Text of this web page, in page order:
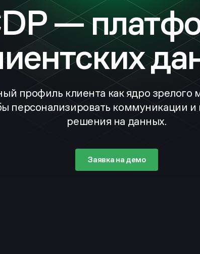
—
профиль клиента как ядро зрелого
персонализировать коммуникации
решения на данных.
Заявка на демо